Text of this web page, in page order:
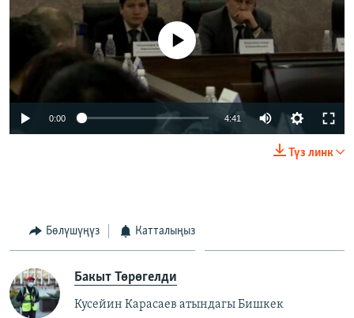
720p
No media source currently available
0:00 4:41 Auto
240p
1080p
Түз линк
Бөлүшүңүз Катталыңыз
Бакыт Төрөгелди
Кусейин Карасаев атындагы Бишкек